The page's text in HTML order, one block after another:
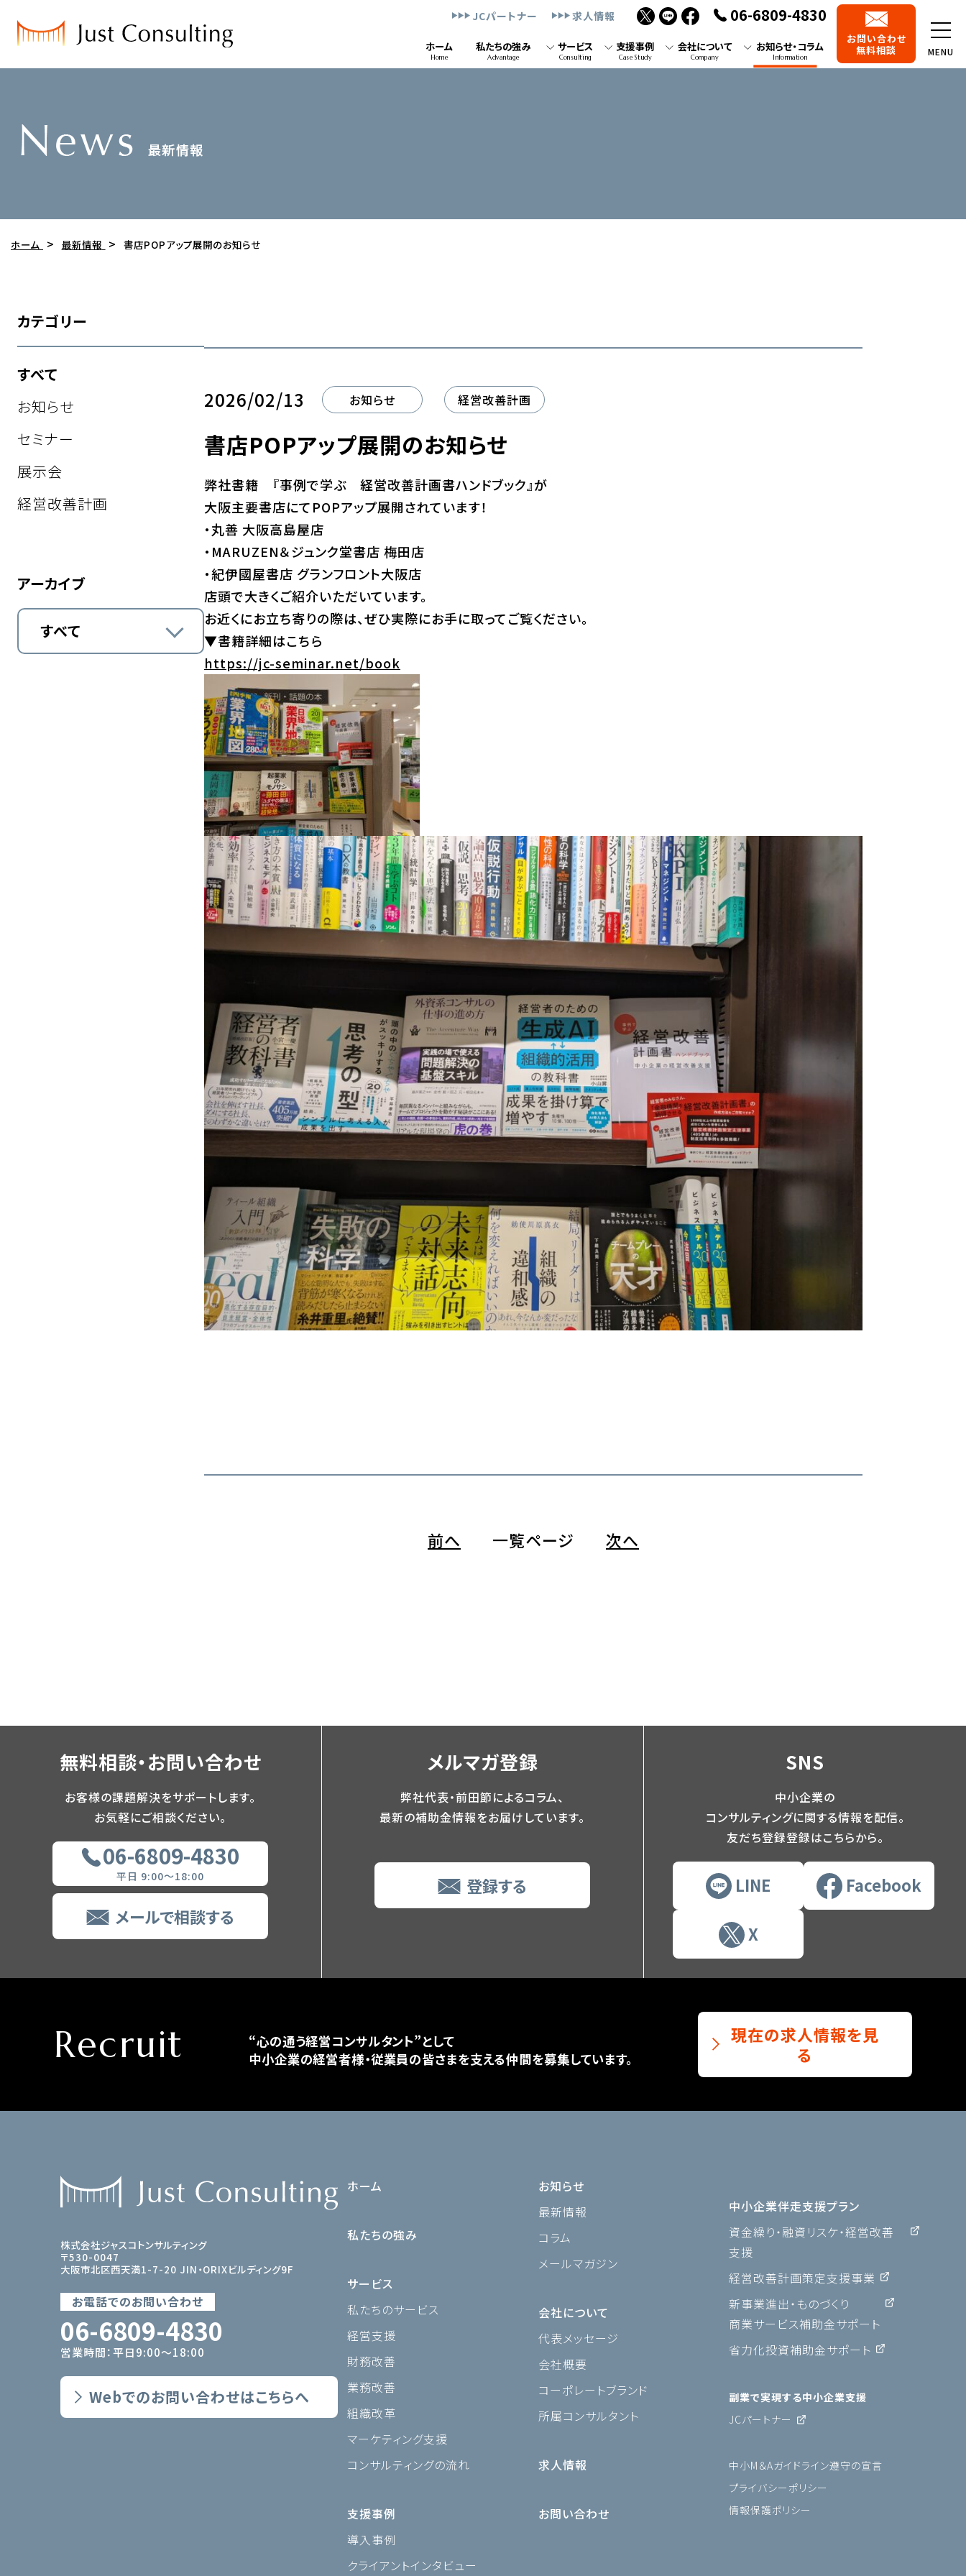
JCパートナー 求人情報 06-6809-4830
ホーム
Home
私たちの強み
Advantage
サービス
Consulting
支援事例
Case Study
会社について
Company
お知らせ・コラム
Information
お問い合わせ
無料相談
MENU
ホーム 最新情報 書店POPアップ展開のお知らせ
カテゴリー
すべて
お知らせ
セミナー
展示会
経営改善計画
アーカイブ
すべて
2026/02/13 お知らせ 経営改善計画
書店POPアップ展開のお知らせ
弊社書籍 『事例で学ぶ 経営改善計画書ハンドブック』が
大阪主要書店にてPOPアップ展開されています！
・丸善 大阪高島屋店
・MARUZEN＆ジュンク堂書店 梅田店
・紀伊國屋書店 グランフロント大阪店
店頭で大きくご紹介いただいています。
お近くにお立ち寄りの際は、ぜひ実際にお手に取ってご覧ください。
▼書籍詳細はこちら
https://jc-seminar.net/book
前へ 一覧ページ 次へ
無料相談・お問い合わせ
お客様の課題解決をサポートします。
お気軽にご相談ください。
06-6809-4830
平日 9:00～18:00
メールで相談する
メルマガ登録
弊社代表・前田節によるコラム、
最新の補助金情報をお届けしています。
登録する
SNS
中小企業の
コンサルティングに関する情報を配信。
友だち登録登録はこちらから。
LINE Facebook
X
Recruit
“心の通う経営コンサルタント”として
中小企業の経営者様・従業員の皆さまを支える仲間を募集しています。
現在の求人情報を見
る
株式会社ジャスコトンサルティング
〒530-0047
大阪市北区西天満1-7-20 JIN・ORIXビルディング9F
お電話でのお問い合わせ
06-6809-4830
営業時間：平日9:00〜18:00
Webでのお問い合わせはこちらへ
ホーム
私たちの強み
サービス
私たちのサービス
経営支援
財務改善
業務改善
組織改革
マーケティング支援
コンサルティングの流れ
支援事例
導入事例
クライアントインタビュー
お知らせ
最新情報
コラム
メールマガジン
会社について
代表メッセージ
会社概要
コーポレートブランド
所属コンサルタント
求人情報
お問い合わせ
中小企業伴走支援プラン
資金繰り・融資リスケ・経営改善
支援
経営改善計画策定支援事業
新事業進出・ものづくり
商業サービス補助金サポート
省力化投資補助金サポート
副業で実現する中小企業支援
JCパートナー
中小M＆Aガイドライン遵守の宣言
プライバシーポリシー
情報保護ポリシー